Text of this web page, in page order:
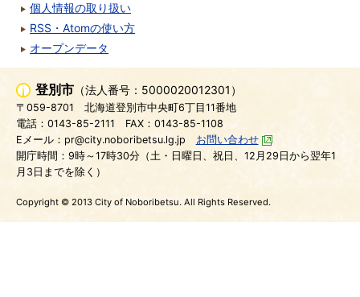
個人情報の取り扱い
RSS・Atomの使い方
オープンデータ
登別市 （法人番号：5000020012301）
〒059-8701
北海道登別市中央町6丁目11番地
電話：0143-85-2111
FAX：0143-85-1108
Eメール：pr@city.noboribetsu.lg.jp
お問い合わせ
開庁時間：9時～17時30分（土・日曜日、祝日、12月29日から翌年1
月3日までを除く）
Copyright © 2013 City of Noboribetsu. All Rights Reserved.